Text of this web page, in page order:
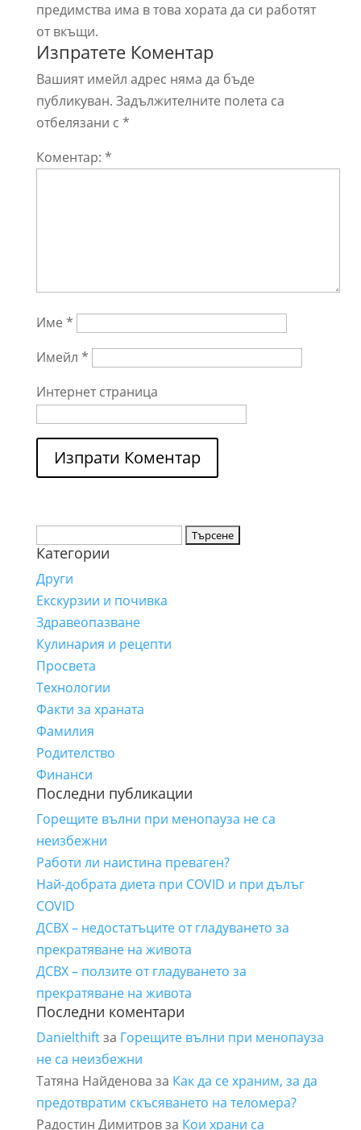
предимства има в това хората да си работят
от вкъщи.
Изпратете Коментар
Вашият имейл адрес няма да бъде
публикуван. Задължителните полета са
отбелязани с *
Коментар: *
Име *
Имейл *
Интернет страница
за:
Категории
Други
Екскурзии и почивка
Здравеопазване
Кулинария и рецепти
Просвета
Технологии
Факти за храната
Фамилия
Родителство
Финанси
Последни публикации
Горещите вълни при менопауза не са
неизбежни
Работи ли наистина преваген?
Най-добрата диета при COVID и при дълъг
COVID
ДСВХ – недостатъците от гладуването за
прекратяване на живота
ДСВХ – ползите от гладуването за
прекратяване на живота
Последни коментари
Danielthiftза Горещите вълни при менопауза
не са неизбежни
Татяна Найденова за Как да се храним, за да
предотвратим скъсяването на теломера?
Радостин Димитровза Кои храни са